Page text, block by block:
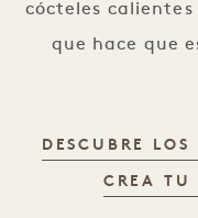
cócteles
que hace que
DESCUBRE LOS
CREA TU